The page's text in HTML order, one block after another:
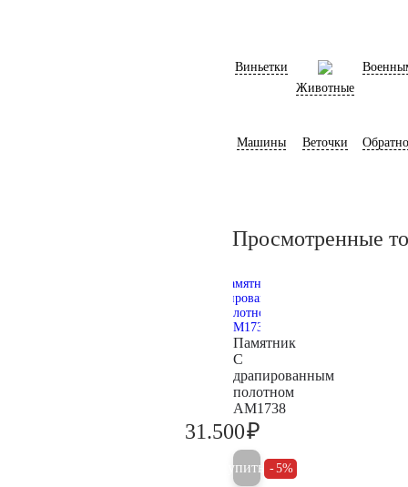
Виньетки
Животные
Машины Веточки
Просмотренные
Памятник
С
драпированным
полотном
AM1738
31.500₽
Купить 5%